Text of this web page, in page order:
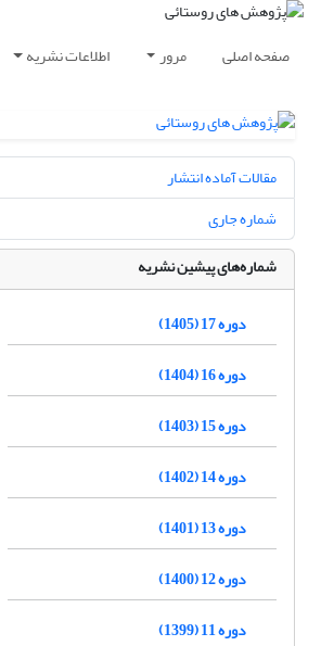
صفحه اصلی مرور اطلاعات نشریه
مقالات آماده انتشار
شماره جاری
شماره‌های پیشین نشریه
دوره 17 (1405)
دوره 16 (1404)
دوره 15 (1403)
دوره 14 (1402)
دوره 13 (1401)
دوره 12 (1400)
دوره 11 (1399)